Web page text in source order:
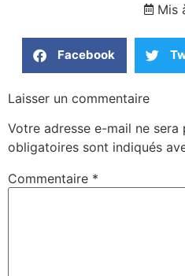
Mis
Facebook
Laisser un commentaire
Votre adresse e-mail ne sera
obligatoires sont indiqués
Commentaire *